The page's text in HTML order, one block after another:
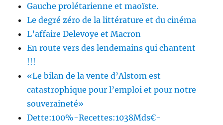
Gauche prolétarienne et maoïste.
Le degré zéro de la littérature et du cinéma
L’affaire Delevoye et Macron
En route vers des lendemains qui chantent
!!!
«Le bilan de la vente d’Alstom est
catastrophique pour l’emploi et pour notre
souveraineté»
Dette:100%-Recettes:1038Mds€-